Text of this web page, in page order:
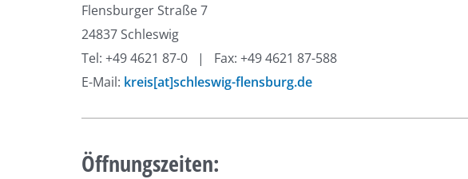
Flensburger Straße 7
24837 Schleswig
Tel: +49 4621 87-0 | Fax: +49 4621 87-588
E-Mail: kreis[at]schleswig-flensburg.de
Öffnungszeiten: